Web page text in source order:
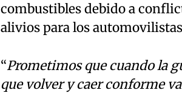
combustibles debido a
alivios para los
“Prometimos que cuando la
que volver y caer conforme